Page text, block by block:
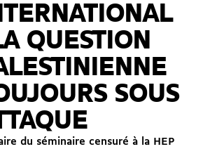
QUESTION
SOUS
du séminaire censuré à la HEP